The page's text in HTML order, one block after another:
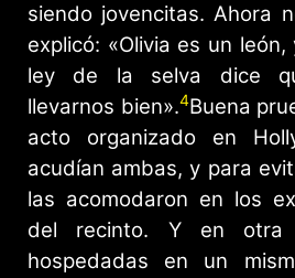
siendo jovencitas. Ahora
explicó: «Olivia es un
ley de la selva dice
llevarnos bien».4​Buena
acto organizado en
acudían ambas, y para
las acomodaron en los
del recinto. Y en otra
hospedadas en un